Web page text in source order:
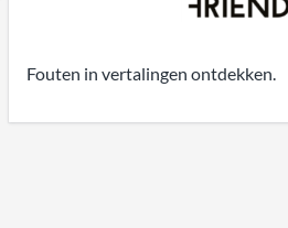
Fouten in vertalingen ontdekken.